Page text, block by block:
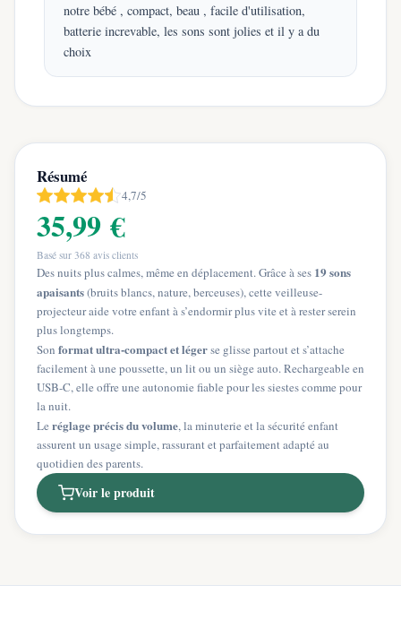
notre bébé , compact, beau , facile d'utilisation,
batterie increvable, les sons sont jolies et il y a du
choix
Résumé
4,7/5
35,99 €
Basé sur 368 avis clients
Des nuits plus calmes, même en déplacement. Grâce à ses 19 sons
apaisants(bruits blancs, nature, berceuses), cette veilleuse-
projecteur aide votre enfant à s’endormir plus vite et à rester serein
plus longtemps.
Son format ultra-compact et légerse glisse partout et s’attache
facilement à une poussette, un lit ou un siège auto. Rechargeable en
USB-C, elle offre une autonomie fiable pour les siestes comme pour
la nuit.
Le réglage précis du volume, la minuterie et la sécurité enfant
assurent un usage simple, rassurant et parfaitement adapté au
quotidien des parents.
Voir le produit